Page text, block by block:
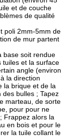
et de couche
de qualité
poli 2mm-5mm de
de mur partent
base soit rendue
tuiles et la surface
angle (environ
la direction
la brique et de la
bulles ; Tapez
marteau, de sorte
pour pour ne
Frappez alors la
en bois et pour le
la tuile collant le